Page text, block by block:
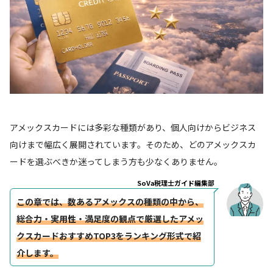
アメックスカードには多彩な種類があり、個人向けからビジネス
向けまで幅広く展開されています。そのため、どのアメックスカ
ードを選ぶべきか迷ってしまう方も少なくありません。
SoVa税理士ガイド編集部
この章では、数あるアメックスの種類の中から、
総合力・実用性・満足度の観点で厳選したアメッ
クスカードおすすめTOP3をランキング形式で紹
介します。